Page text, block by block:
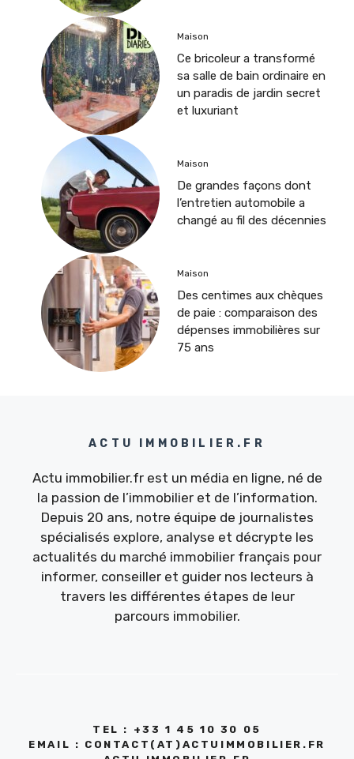
Maison
Ce bricoleur a transformé
sa salle de bain ordinaire en
un paradis de jardin secret
et luxuriant
Maison
De grandes façons dont
l’entretien automobile a
changé au fil des décennies
Maison
Des centimes aux chèques
de paie : comparaison des
dépenses immobilières sur
75 ans
ACTU IMMOBILIER.FR
Actu immobilier.fr est un média en ligne, né de
la passion de l’immobilier et de l’information.
Depuis 20 ans, notre équipe de journalistes
spécialisés explore, analyse et décrypte les
actualités du marché immobilier français pour
informer, conseiller et guider nos lecteurs à
travers les différentes étapes de leur
parcours immobilier.
TEL : +33 1 45 10 30 05
EMAIL : CONTACT(AT)ACTUIMMOBILIER.FR